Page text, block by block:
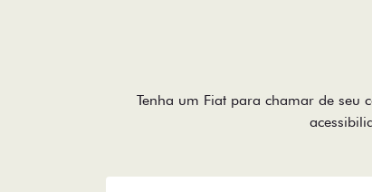
Tenha um Fiat para chamar de seu